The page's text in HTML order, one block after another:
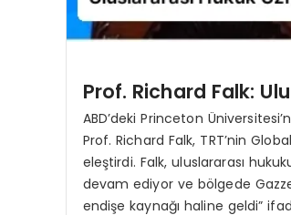
Prof. Richard Falk:
ABD’deki Princeton
Prof. Richard Falk, TRT’nin
eleştirdi. Falk, uluslararası
devam ediyor ve bölgede
endişe kaynağı haline geldi”